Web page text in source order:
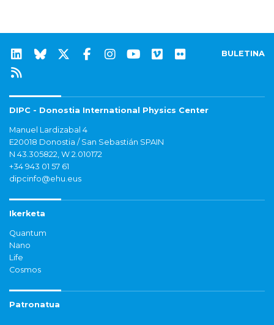
BULETINA
DIPC - Donostia International Physics Center
Manuel Lardizabal 4
E20018 Donostia / San Sebastián SPAIN
N 43.305822, W 2.010172
+34 943 01 57 61
dipcinfo@ehu.eus
Ikerketa
Quantum
Nano
Life
Cosmos
Patronatua